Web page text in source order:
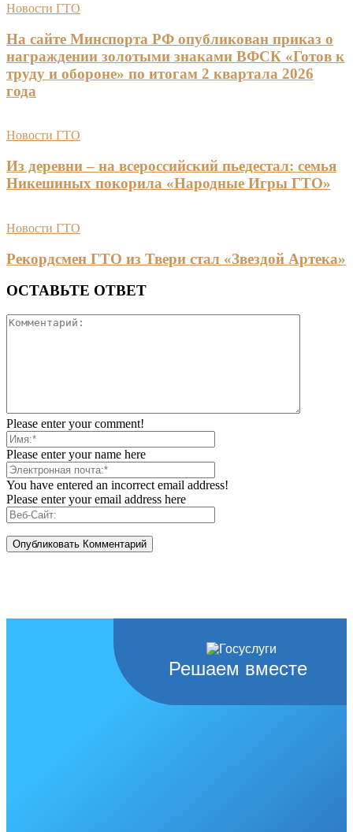
Новости ГТО
На сайте Минспорта РФ опубликован приказ о
награждении золотыми знаками ВФСК «Готов к
труду и обороне» по итогам 2 квартала 2026
года
Новости ГТО
Из деревни – на всероссийский пьедестал: семья
Никешиных покорила «Народные Игры ГТО»
Новости ГТО
Рекордсмен ГТО из Твери стал «Звездой Артека»
ОСТАВЬТЕ ОТВЕТ
Please enter your comment!
Please enter your name here
You have entered an incorrect email address!
Please enter your email address here
Решаем вместе